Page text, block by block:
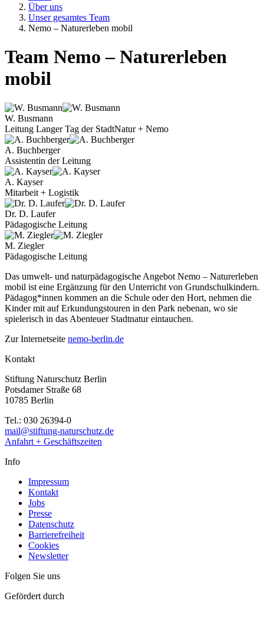
Über uns
Unser gesamtes Team
Nemo – Naturerleben mobil
Team Nemo – Naturerleben
mobil
W. Busmann
Leitung Langer Tag der StadtNatur + Nemo
A. Buchberger
Assistentin der Leitung
A. Kayser
Mitarbeit + Logistik
Dr. D. Laufer
Pädagogische Leitung
M. Ziegler
Pädagogische Leitung
Das umwelt- und naturpädagogische Angebot Nemo – Naturerleben
mobil ist eine Ergänzung für den Unterricht von Grundschulkindern.
Pädagog*innen kommen an die Schule oder den Hort, nehmen die
Kinder mit auf Erkundungstouren in den Park nebenan, wo sie
spielerisch in das Abenteuer Stadtnatur eintauchen.
Zur Internetseite nemo-berlin.de
Kontakt
Stiftung Naturschutz Berlin
Potsdamer Straße 68
10785 Berlin
Tel.: 030 26394-0
mail@stiftung-naturschutz.de
Anfahrt + Geschäftszeiten
Info
Impressum
Kontakt
Jobs
Presse
Datenschutz
Barrierefreiheit
Cookies
Newsletter
Folgen Sie uns
Gefördert durch